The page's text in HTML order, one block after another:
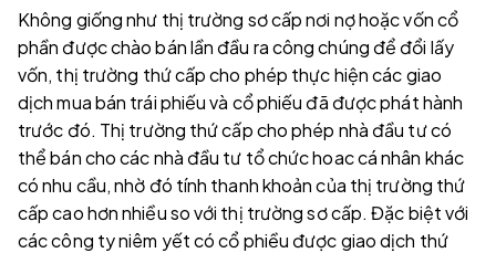
Không giống như thị trường sơ cấp nơi nợ hoặc vốn cổ
phần được chào bán lần đầu ra công chúng để đổi lấy
vốn, thị trường thứ cấp cho phép thực hiện các giao
dịch mua bán trái phiếu và cổ phiếu đã được phát hành
trước đó. Thị trường thứ cấp cho phép nhà đầu tư có
thể bán cho các nhà đầu tư tổ chức hoac cá nhân khác
có nhu cầu, nhờ đó tính thanh khoản của thị trường thứ
cấp cao hơn nhiều so với thị trường sơ cấp. Đặc biệt với
các công ty niêm yết có cổ phiều được giao dịch thứ